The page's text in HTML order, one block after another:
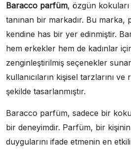
Baracco parfüm, özgün
tanınan bir markadır. Bu marka,
kendine has bir yer edinmiştir.
hem erkekler hem de kadınlar
zenginleştirilmiş seçenekler
kullanıcıların kişisel tarzlarını
şekilde tasarlanmıştır.
Baracco parfüm, sadece bir
bir deneyimdir. Parfüm, bir
duygularını ifade etmenin en